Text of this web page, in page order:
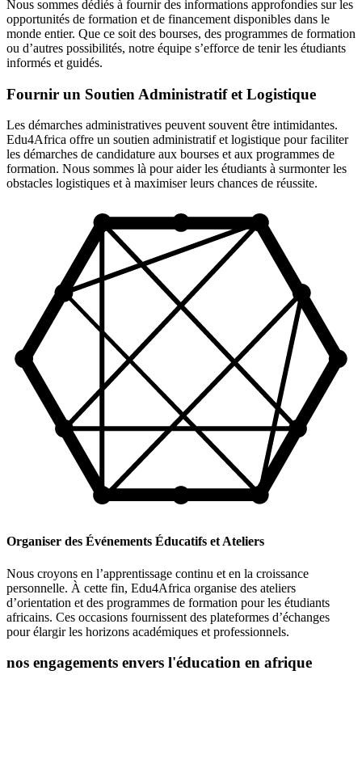
Nous sommes dédiés à fournir des informations approfondies sur les
opportunités de formation et de financement disponibles dans le
monde entier. Que ce soit des bourses, des programmes de formation
ou d’autres possibilités, notre équipe s’efforce de tenir les étudiants
informés et guidés.
Fournir un Soutien Administratif et Logistique
Les démarches administratives peuvent souvent être intimidantes.
Edu4Africa offre un soutien administratif et logistique pour faciliter
les démarches de candidature aux bourses et aux programmes de
formation. Nous sommes là pour aider les étudiants à surmonter les
obstacles logistiques et à maximiser leurs chances de réussite.
Organiser des Événements Éducatifs et Ateliers
Nous croyons en l’apprentissage continu et en la croissance
personnelle. À cette fin, Edu4Africa organise des ateliers
d’orientation et des programmes de formation pour les étudiants
africains. Ces occasions fournissent des plateformes d’échanges
pour élargir les horizons académiques et professionnels.
nos engagements envers l'éducation en afrique